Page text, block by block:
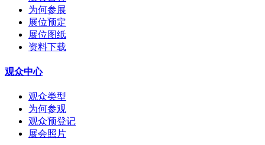
为何参展
展位预定
展位图纸
资料下载
观众中心
观众类型
为何参观
观众预登记
展会照片